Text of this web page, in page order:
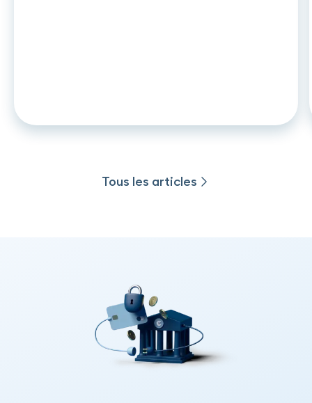
Tous les articles